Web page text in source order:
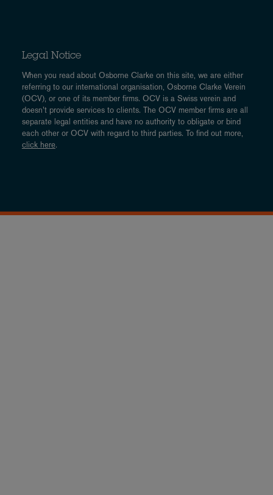
Legal Notice
When you read about Osborne Clarke on this site, we are either
referring to our international organisation, Osborne Clarke Verein
(OCV), or one of its member firms. OCV is a Swiss verein and
doesn’t provide services to clients. The OCV member firms are all
separate legal entities and have no authority to obligate or bind
each other or OCV with regard to third parties. To find out more,
click here.